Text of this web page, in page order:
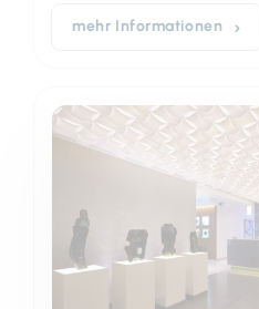
mehr Informationen